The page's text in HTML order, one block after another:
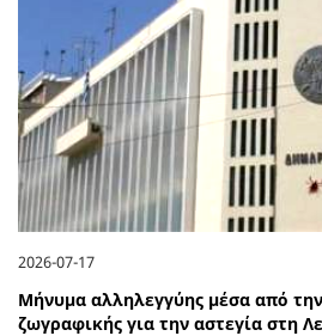
2026-07-17
Μήνυμα αλληλεγγύης μέσα από
ζωγραφικής για την αστεγία στη